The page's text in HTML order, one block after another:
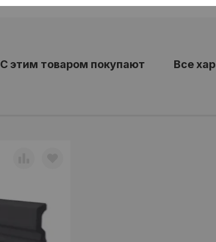
С этим товаром покупают Все